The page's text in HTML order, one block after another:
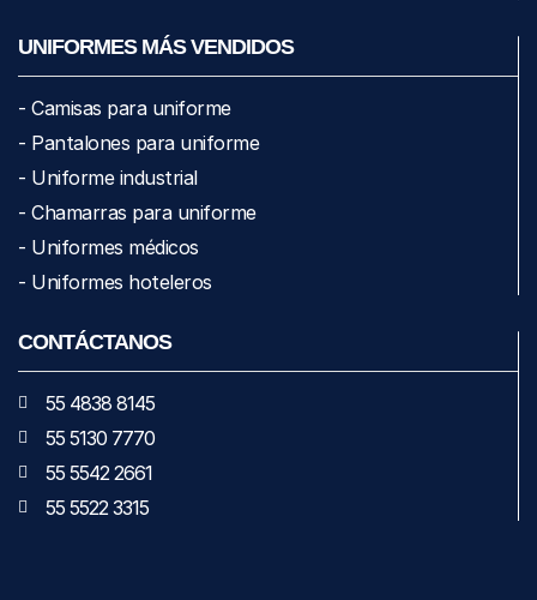
UNIFORMES MÁS VENDIDOS
- Camisas para uniforme
- Pantalones para uniforme
- Uniforme industrial
- Chamarras para uniforme
- Uniformes médicos
- Uniformes hoteleros
CONTÁCTANOS
55 4838 8145
55 5130 7770
55 5542 2661
55 5522 3315